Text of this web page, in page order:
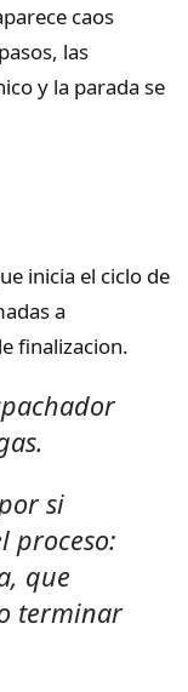
caos
las
y la parada se
inicia el ciclo de
a
finalizacion.
si
proceso:
que
terminar